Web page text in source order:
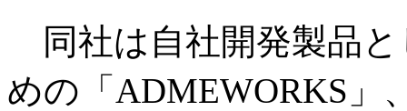
同社は自社開発製品
めの「ADMEWORKS」